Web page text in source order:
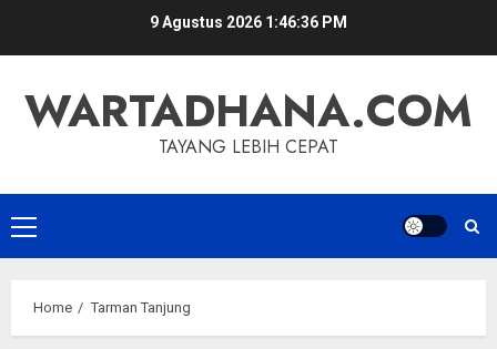
9 Agustus 2026 1:46:36 PM
WARTADHANA.COM
TAYANG LEBIH CEPAT
Primary
Menu
Home Tarman Tanjung